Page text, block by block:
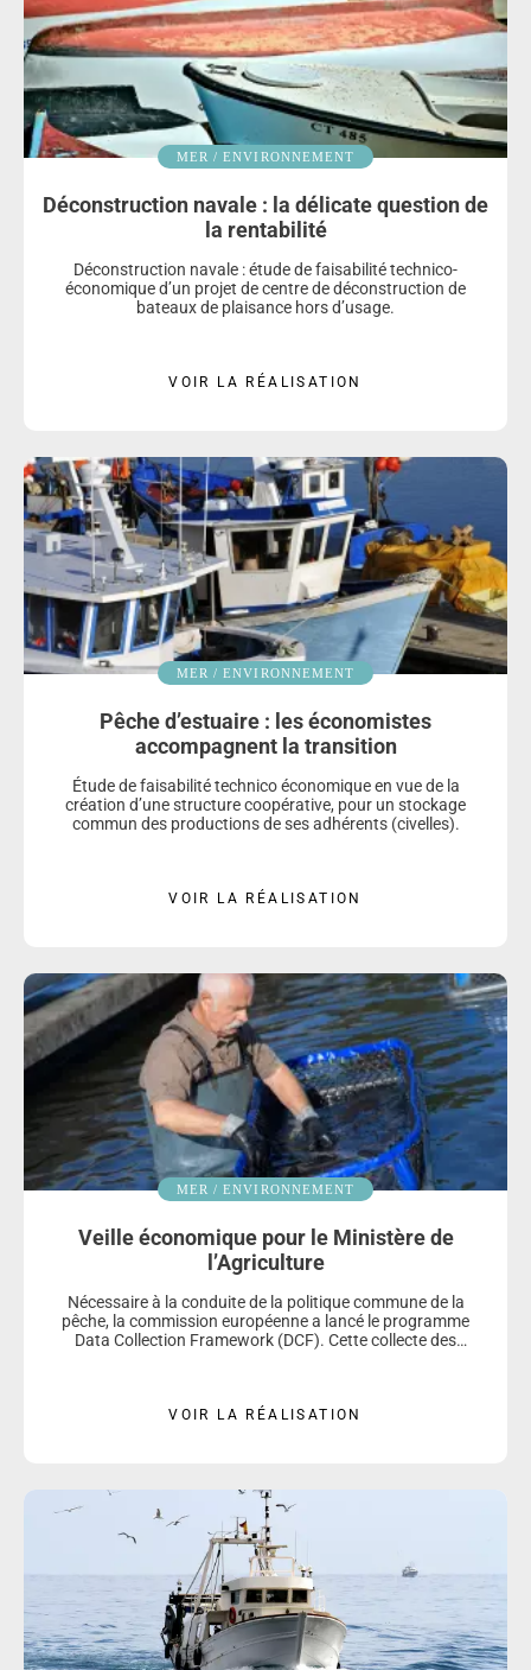
MER / ENVIRONNEMENT
Déconstruction navale : la délicate question de
la rentabilité
Déconstruction navale : étude de faisabilité technico-
économique d’un projet de centre de déconstruction de
bateaux de plaisance hors d’usage.
VOIR LA RÉALISATION
MER / ENVIRONNEMENT
Pêche d’estuaire : les économistes
accompagnent la transition
Étude de faisabilité technico économique en vue de la
création d’une structure coopérative, pour un stockage
commun des productions de ses adhérents (civelles).
VOIR LA RÉALISATION
MER / ENVIRONNEMENT
Veille économique pour le Ministère de
l’Agriculture
Nécessaire à la conduite de la politique commune de la
pêche, la commission européenne a lancé le programme
Data Collection Framework (DCF). Cette collecte des
Ministère de l’Agriculture et de l’Alimentation, CAPACITÉS
VOIR LA RÉALISATION